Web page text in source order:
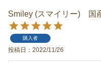
Smiley (スマイリー) 国
購入者
投稿日 2022/11/26